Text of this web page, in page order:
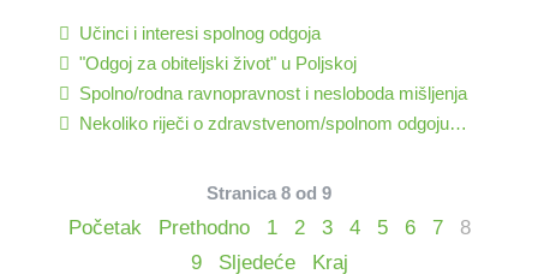
Učinci i interesi spolnog odgoja
"Odgoj za obiteljski život" u Poljskoj
Spolno/rodna ravnopravnost i nesloboda mišljenja
Nekoliko riječi o zdravstvenom/spolnom odgoju…
Stranica 8 od 9
Početak Prethodno 1 2 3 4 5 6 7
8
9
Sljedeće Kraj